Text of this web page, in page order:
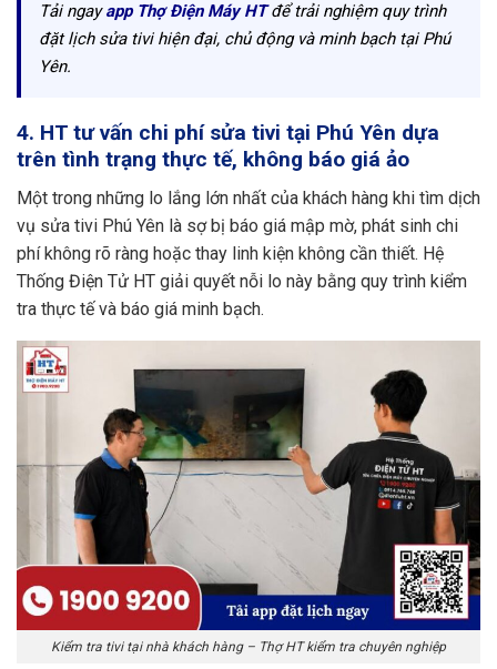
Tải ngayapp Thợ Điện Máy HTđể trải nghiệm quy trình
đặt lịch sửa tivi hiện đại, chủ động và minh bạch tại Phú
Yên.
4. HT tư vấn chi phí sửa tivi tại Phú Yên dựa
trên tình trạng thực tế, không báo giá ảo
Một trong những lo lắng lớn nhất của khách hàng khi tìm dịch
vụ sửa tivi Phú Yên là sợ bị báo giá mập mờ, phát sinh chi
phí không rõ ràng hoặc thay linh kiện không cần thiết. Hệ
Thống Điện Tử HT giải quyết nỗi lo này bằng quy trình kiểm
tra thực tế và báo giá minh bạch.
Kiểm tra tivi tại nhà khách hàng – Thợ HT kiểm tra chuyên nghiệp